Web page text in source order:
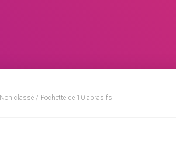
Non classé / Pochette de 10 abrasifs